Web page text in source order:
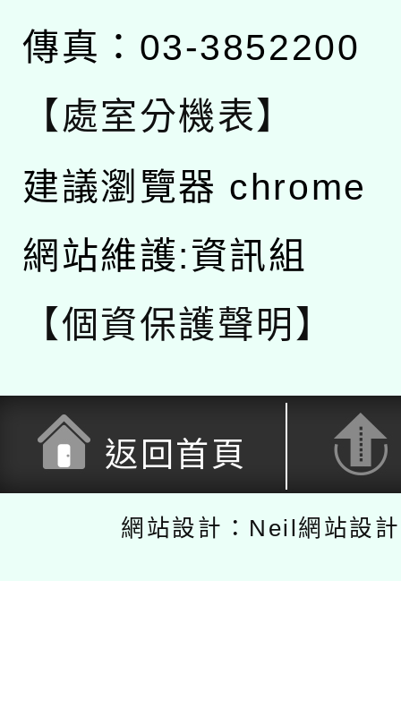
傳真：03-3852200
【處室分機表】
建議瀏覽器 chrome
網站維護:資訊組
【個資保護聲明】
返回首頁
網站設計：Neil網站設